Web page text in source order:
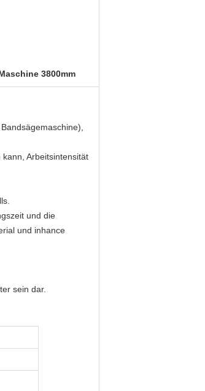
3800mm
Arbeitsintensität
und die
und inhance
sein dar.